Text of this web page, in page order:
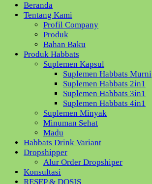
Beranda
Tentang Kami
Profil Company
Produk
Bahan Baku
Produk Habbats
Suplemen Kapsul
Suplemen Habbats Murni
Suplemen Habbats 2in1
Suplemen Habbats 3in1
Suplemen Habbats 4in1
Suplemen Minyak
Minuman Sehat
Madu
Habbats Drink Variant
Dropshipper
Alur Order Dropshiper
Konsultasi
RESEP & DOSIS